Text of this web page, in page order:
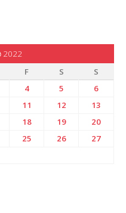
2022
F S
S
4 5
6
11 12
13
18 19
20
25 26
27